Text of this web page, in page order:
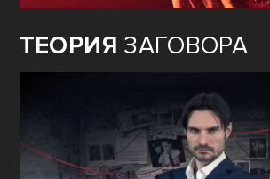
ТЕОРИЯ ЗАГОВОРА